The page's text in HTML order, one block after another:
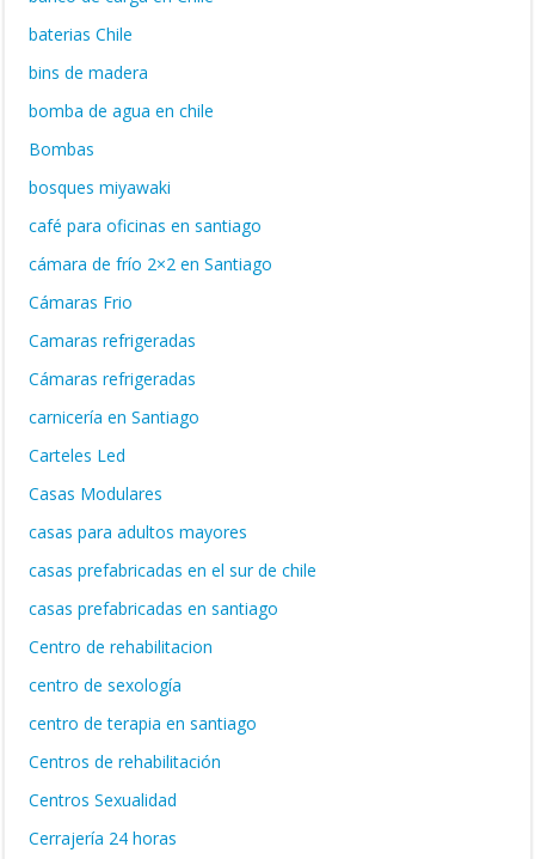
baterias Chile
bins de madera
bomba de agua en chile
Bombas
bosques miyawaki
café para oficinas en santiago
cámara de frío 2×2 en Santiago
Cámaras Frio
Camaras refrigeradas
Cámaras refrigeradas
carnicería en Santiago
Carteles Led
Casas Modulares
casas para adultos mayores
casas prefabricadas en el sur de chile
casas prefabricadas en santiago
Centro de rehabilitacion
centro de sexología
centro de terapia en santiago
Centros de rehabilitación
Centros Sexualidad
Cerrajería 24 horas